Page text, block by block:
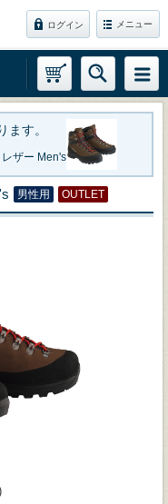
ログイン メニュー
ます。
ザー Men's
男性用 OUTLET